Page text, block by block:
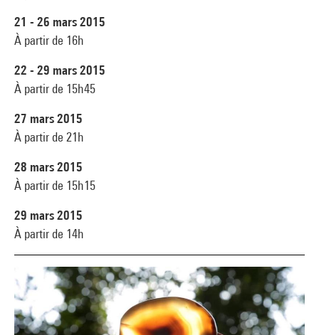
21 - 26 mars 2015
À partir de 16h
22 - 29 mars 2015
À partir de 15h45
27 mars 2015
À partir de 21h
28 mars 2015
À partir de 15h15
29 mars 2015
À partir de 14h